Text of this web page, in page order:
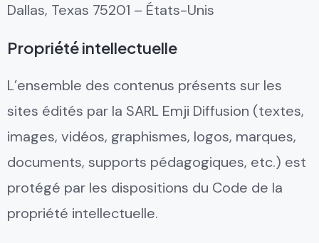
Dallas, Texas 75201 – États-Unis
Propriété intellectuelle
L’ensemble des contenus présents sur les
sites édités par la SARL Emji Diffusion (textes,
images, vidéos, graphismes, logos, marques,
documents, supports pédagogiques, etc.) est
protégé par les dispositions du Code de la
propriété intellectuelle.